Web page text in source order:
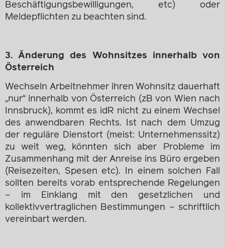
Beschäftigungsbewilligungen, etc) oder
Meldepflichten zu beachten sind.
3. Änderung des Wohnsitzes innerhalb von
Österreich
Wechseln Arbeitnehmer ihren Wohnsitz dauerhaft
„nur“ innerhalb von Österreich (zB von Wien nach
Innsbruck), kommt es idR nicht zu einem Wechsel
des anwendbaren Rechts. Ist nach dem Umzug
der reguläre Dienstort (meist: Unternehmenssitz)
zu weit weg, könnten sich aber Probleme im
Zusammenhang mit der Anreise ins Büro ergeben
(Reisezeiten, Spesen etc). In einem solchen Fall
sollten bereits vorab entsprechende Regelungen
– im Einklang mit den gesetzlichen und
kollektivvertraglichen Bestimmungen – schriftlich
vereinbart werden.